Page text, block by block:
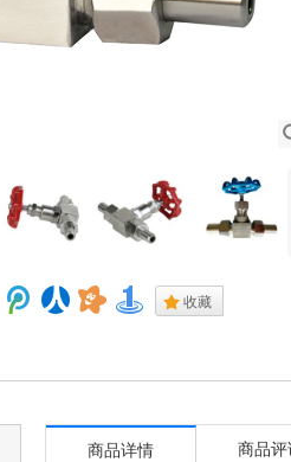
. 收藏
商品详情 商品评